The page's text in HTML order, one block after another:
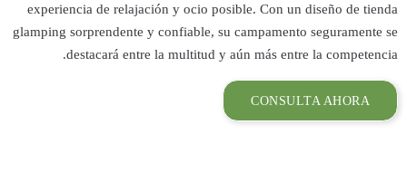
experiencia de
glamping